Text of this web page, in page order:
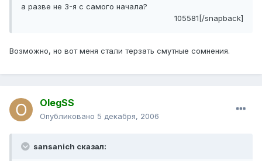
а разве не 3-я с самого начала?
105581[/snapback]
Возможно, но вот меня стали терзать смутные сомнения.
OlegSS
Опубликовано 5 декабря, 2006
sansanich сказал: